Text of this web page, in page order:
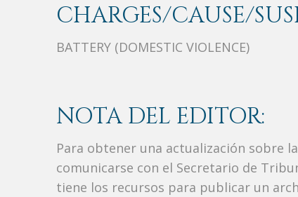
CHARGES/CAUSE/
BATTERY (DOMESTIC VIOLENCE)
NOTA DEL EDITOR:
Para obtener una actualización sobre
comunicarse con el Secretario de
tiene los recursos para publicar un